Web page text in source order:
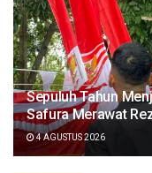
Sepuluh Tahun
Safura Merawat
4 AGUSTUS 2026